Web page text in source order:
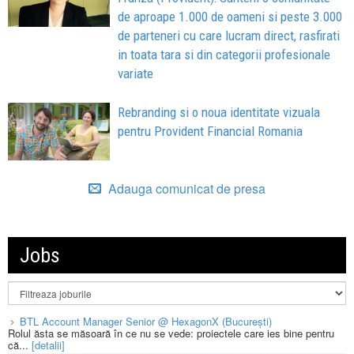
de aproape 1.000 de oameni si peste 3.000
de parteneri cu care lucram direct, rasfirati
in toata tara si din categorii profesionale
variate
Rebranding si o noua identitate vizuala
pentru Provident Financial Romania
Adauga comunicat de presa
Jobs
BTL Account Manager Senior @ HexagonX (București)
Rolul ăsta se măsoară în ce nu se vede: proiectele care ies bine pentru
că... [detalii]